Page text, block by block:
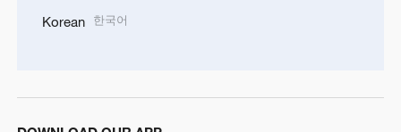
Korean 한국어